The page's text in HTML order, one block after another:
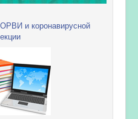
и коронавирусной